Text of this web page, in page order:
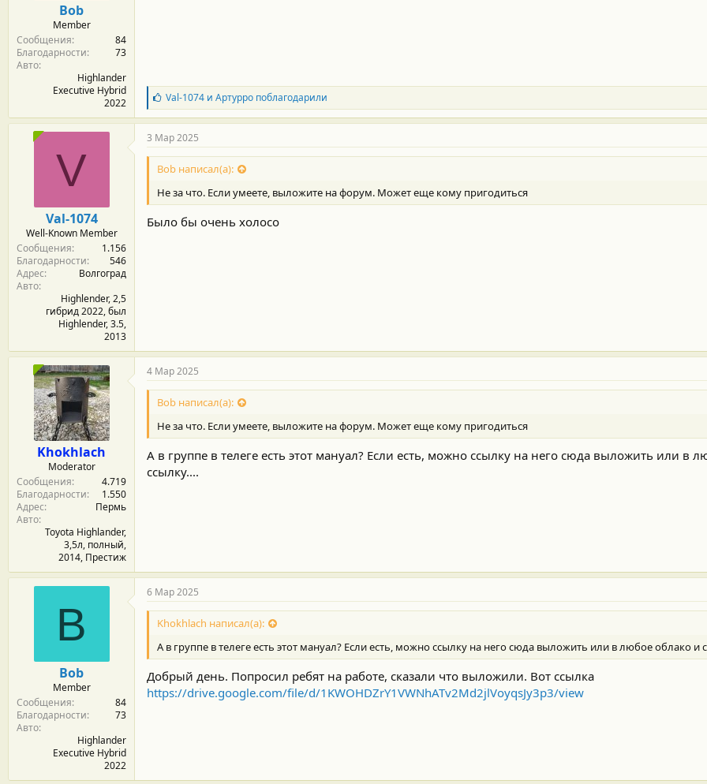
Bob
Member
Сообщения
84
Благодарности
73
Авто
Highlander
Executive Hybrid
2022
Б
л
а
г
о
д
а
н
с
Val-1074и Артурропоблагодарили
V
Val-1074
Well-Known Member
Сообщения
1.156
Благодарности
546
Адрес
Волгоград
Авто
Highlender, 2,5
гибрид 2022, был
Highlender, 3.5,
2013
3 Мар 2025
Bob написал(а):
Не за что. Если умеете, выложите на форум. Может еще кому пригодиться
Было бы очень холосо
Khokhlach
Moderator
Сообщения
4.719
Благодарности
1.550
Адрес
Пермь
Авто
Toyota Highlander,
3,5л, полный,
2014, Престиж
4 Мар 2025
Bob написал(а):
Не за что. Если умеете, выложите на форум. Может еще кому пригодиться
А в группе в телеге есть этот мануал? Если есть, можно ссылку на него сюда выложить или в
ссылку....
B
Bob
Member
Сообщения
84
Благодарности
73
Авто
Highlander
Executive Hybrid
2022
6 Мар 2025
Khokhlach написал(а):
А в группе в телеге есть этот мануал? Если есть, можно ссылку на него сюда выложить или в любое облако и
Добрый день. Попросил ребят на работе, сказали что выложили. Вот ссылка
https://drive.google.com/file/d/1KWOHDZrY1VWNhATv2Md2jlVoyqsJy3p3/view